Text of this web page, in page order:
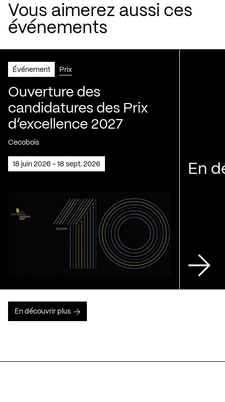
Vous aimerez aussi ces
événements
Événement Prix
Ouverture des
candidatures des Prix
d’excellence 2027
Cecobois
18 juin 2026 - 18 sept. 2026 En
En découvrir plus